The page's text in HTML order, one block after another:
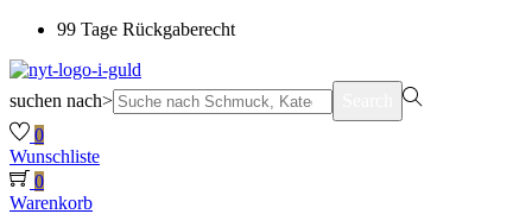
99 Tage Rückgaberecht
suchen nach>
0
Wunschliste
0
Warenkorb